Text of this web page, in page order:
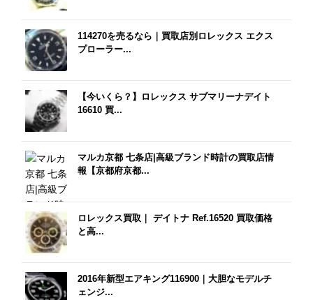
114270を売るなら｜買取店別ロレックス エクス
プローラー...
【今いくら？】ロレックス サブマリーナデイト
16610 買...
マルカ京都 七条店|高級ブランド時計の買取店情
報【京都府京都...
ロレックス買取｜ デイトナ Ref.16520 買取価格
と高...
2016年新型エアキング116900｜大胆なモデルチ
ェンジ...